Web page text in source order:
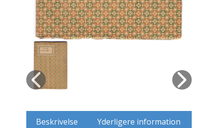
Historie
Hobby
Hus / Have
Husdyr
Beskrivelse Yderligere information